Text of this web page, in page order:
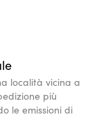
località vicina a
più
le emissioni di